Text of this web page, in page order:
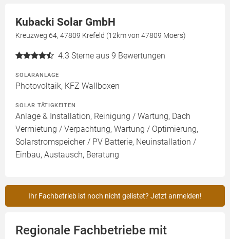
Kubacki Solar GmbH
Kreuzweg 64, 47809 Krefeld (12km von 47809 Moers)
4.3 Sterne aus 9 Bewertungen
SOLARANLAGE
Photovoltaik, KFZ Wallboxen
SOLAR TÄTIGKEITEN
Anlage & Installation, Reinigung / Wartung, Dach
Vermietung / Verpachtung, Wartung / Optimierung,
Solarstromspeicher / PV Batterie, Neuinstallation /
Einbau, Austausch, Beratung
Ihr Fachbetrieb ist noch nicht gelistet? Jetzt anmelden!
Regionale Fachbetriebe mit